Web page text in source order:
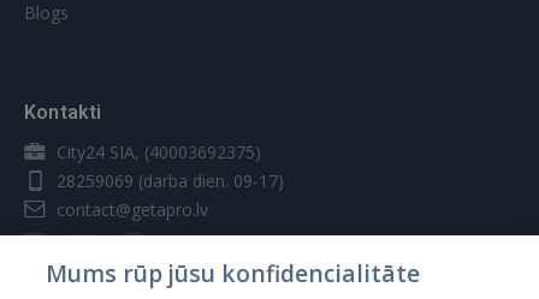
Blogs
Kontakti
City24 SIA, (40003692375)
28259069 (darba dien. 09-17)
contact@getapro.lv
Mums rūp jūsu konfidencialitāte